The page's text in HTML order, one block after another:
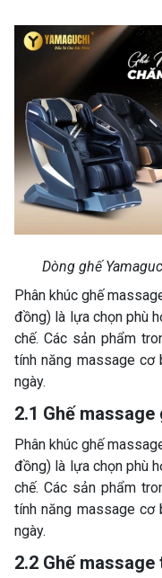
Dòng ghế
Phân khúc ghế
đồng) là lựa chọn phù
chế. Các sản phẩm
tính năng massage cơ
ngày.
2.1 Ghế massage
Phân khúc ghế
đồng) là lựa chọn phù
chế. Các sản phẩm
tính năng massage cơ
ngày.
2.2 Ghế